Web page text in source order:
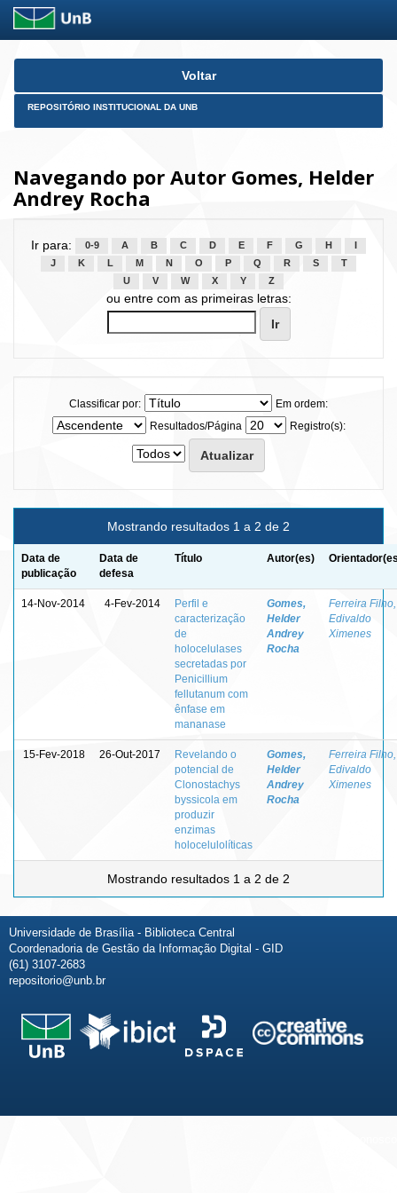
Skip
Voltar
REPOSITÓRIO INSTITUCIONAL DA UNB
Navegando por Autor Gomes, Helder
Andrey Rocha
Ir para: 0-9 A B C D E F G H
J
K L M N O P Q R S
T
U
V W X Y Z
ou entre com as primeiras letras:
Classificar por:
Em ordem:
Resultados/Página
Registro(s):
Mostrando resultados 1 a 2 de 2
Data de
publicação
Data de
defesa
Título Autor(es)
14-Nov-2014 4-Fev-2014
Perfil e
caracterização
de
holocelulases
secretadas por
Penicillium
fellutanum com
ênfase em
mananase
Gomes,
Helder
Andrey
Rocha
Ferreira Filho,
Edivaldo
Ximenes
15-Fev-2018 26-Out-2017
Revelando o
potencial de
Clonostachys
byssicola em
produzir
enzimas
holocelulolíticas
Gomes,
Helder
Andrey
Rocha
Ferreira Filho,
Edivaldo
Ximenes
Mostrando resultados 1 a 2 de 2
Universidade de Brasília - Biblioteca Central
Coordenadoria de Gestão da Informação Digital - GID
(61) 3107-2683
repositorio@unb.br